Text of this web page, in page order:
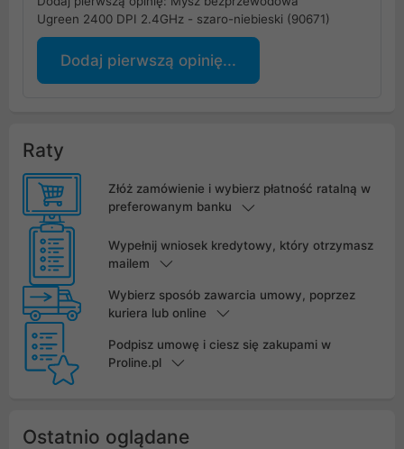
Ugreen 2400 DPI 2.4GHz - szaro-niebieski (90671)
Dodaj pierwszą opinię...
Raty
Złóż zamówienie i wybierz płatność ratalną w
preferowanym banku
Wypełnij wniosek kredytowy, który otrzymasz
mailem
Wybierz sposób zawarcia umowy, poprzez
kuriera lub online
Podpisz umowę i ciesz się zakupami w
Proline.pl
Ostatnio oglądane